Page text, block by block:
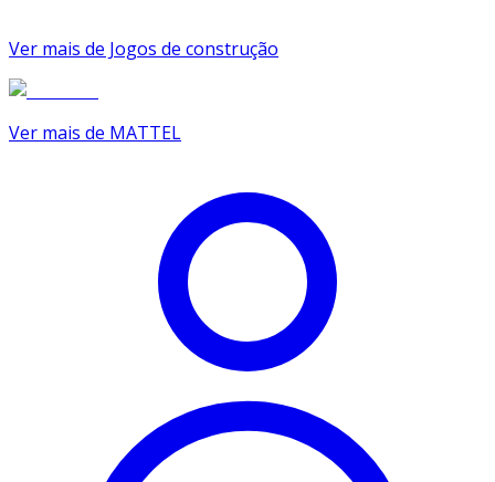
Ver mais de Jogos de construção
Ver mais de MATTEL